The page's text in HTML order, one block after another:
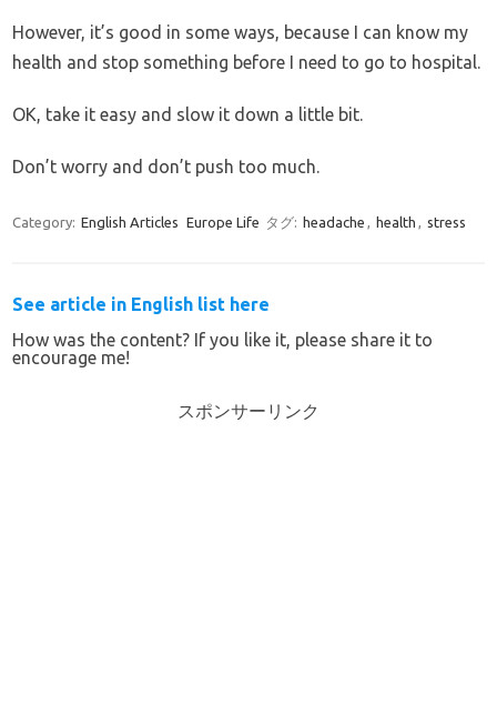
However, it’s good in some ways, because I can know my
health and stop something before I need to go to hospital.
OK, take it easy and slow it down a little bit.
Don’t worry and don’t push too much.
Category: English Articles Europe Life タグ: headache , health , stress
See article in English list here
How was the content? If you like it, please share it to
encourage me!
スポンサーリンク